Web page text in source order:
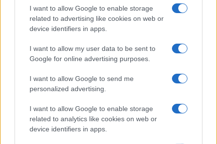
I want to allow Google to enable storage
related to advertising like cookies on web or
device identifiers in apps.
I want to allow my user data to be sent to
Google for online advertising purposes.
I want to allow Google to send me
personalized advertising.
I want to allow Google to enable storage
related to analytics like cookies on web or
device identifiers in apps.
Guida a tre mood look ispirati alle eroine dei